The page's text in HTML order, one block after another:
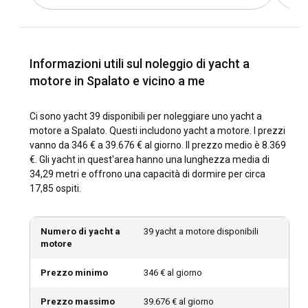
Spalato è tra maggio e ottobre, quando il clima è mite e
ventoso. La bassa stagione (aprile e ottobre) offre meno
Com'è il clima e le condizioni di navigazione a
Spalato?
Spalato vanta un clima mediterraneo mite con estati calde
e secche e inverni miti e piovosi. Le condizioni di
navigazione sono generalmente favorevoli, con
temperature dell'acqua del mare calde, venti moderati e
tanto sole durante la stagione di navigazione di punta.
I tour a piedi nel Palazzo di Diocleziano e nel Parco di Marjan
sono un ottimo modo per assorbire la storia di Spalato.
le sardine per immergerti ulteriormente nella cultura locale.
Informazioni utili sul noleggio di yacht a
motore in Spalato e vicino a me
Ci sono yacht 39 disponibili per noleggiare uno yacht a
motore a Spalato. Questi includono yacht a motore. I prezzi
vanno da 346 € a 39.676 € al giorno. Il prezzo medio è 8.369
€. Gli yacht in quest'area hanno una lunghezza media di
34,29 metri e offrono una capacità di dormire per circa
17,85 ospiti.
Numero di yacht a
motore
39 yacht a motore disponibili
Prezzo minimo 346 € al giorno
Prezzo massimo 39.676 € al giorno